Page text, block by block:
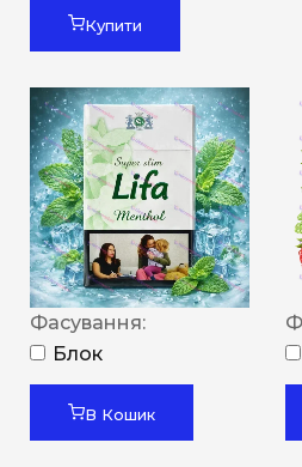
Купити
Фасування:
Блок
В Кошик